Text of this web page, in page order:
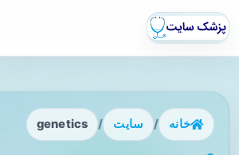
خانه / سایت /
genetics